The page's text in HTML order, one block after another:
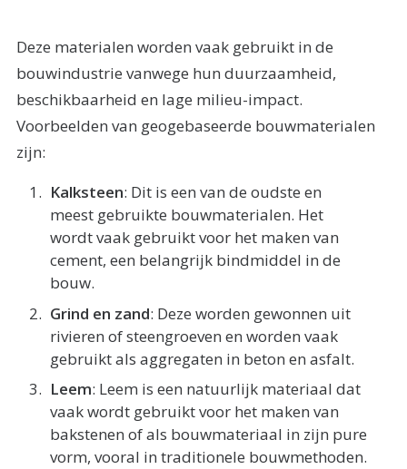
Deze materialen worden vaak gebruikt in de
bouwindustrie vanwege hun duurzaamheid,
beschikbaarheid en lage milieu-impact.
Voorbeelden van geogebaseerde bouwmaterialen
zijn:
Kalksteen: Dit is een van de oudste en
meest gebruikte bouwmaterialen. Het
wordt vaak gebruikt voor het maken van
cement, een belangrijk bindmiddel in de
bouw.
Grind en zand: Deze worden gewonnen uit
rivieren of steengroeven en worden vaak
gebruikt als aggregaten in beton en asfalt.
Leem: Leem is een natuurlijk materiaal dat
vaak wordt gebruikt voor het maken van
bakstenen of als bouwmateriaal in zijn pure
vorm, vooral in traditionele bouwmethoden.